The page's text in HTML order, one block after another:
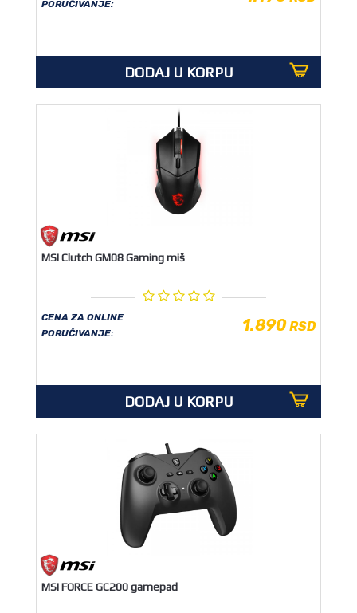
PORUČIVANJE:
DODAJ U KORPU
MSI Clutch GM08 Gaming miš
CENA ZA ONLINE
PORUČIVANJE:
1.890RSD
DODAJ U KORPU
MSI FORCE GC200 gamepad